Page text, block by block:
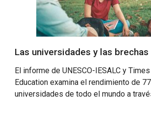
Las universidades y las
El informe de UNESCO-IESALC y
Education examina el rendimiento de
universidades de todo el mundo a